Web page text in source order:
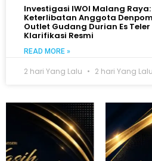
Investigasi IWOI Malang
Keterlibatan Anggota
Outlet Gudang Durian Es
Klarifikasi Resmi
READ MORE »
2 hari Yang Lalu 2 hari Yang Lalu